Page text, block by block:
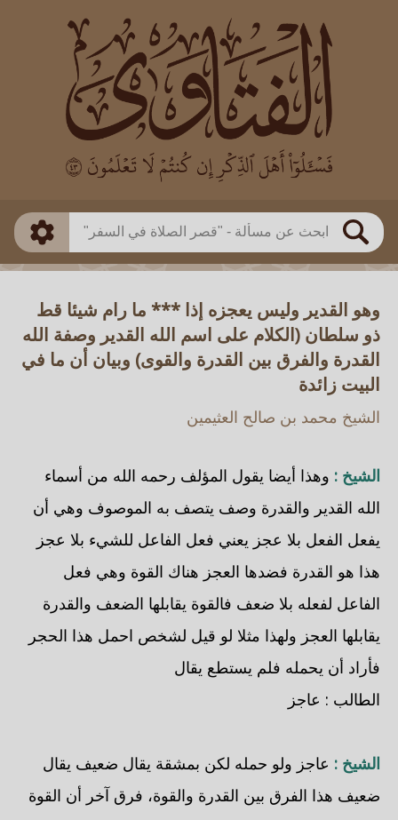
بحث
العالم
بن باز
بن العثيمين
اللجنة الدائمة
طريقة البحث
ذكي
وهو القدير وليس يعجزه إذا *** ما رام شيئا قط
ذو سلطان (الكلام على اسم الله القدير وصفة الله
القدرة والفرق بين القدرة والقوى) وبيان أن ما في
البيت زائدة
الشيخ محمد بن صالح العثيمين
الشيخ : وهذا أيضا يقول المؤلف رحمه الله من أسماء
الله القدير والقدرة وصف يتصف به الموصوف وهي أن
يفعل الفعل بلا عجز يعني فعل الفاعل للشيء بلا عجز
هذا هو القدرة فضدها العجز هناك القوة وهي فعل
الفاعل لفعله بلا ضعف فالقوة يقابلها الضعف والقدرة
يقابلها العجز ولهذا مثلا لو قيل لشخص احمل هذا الحجر
فأراد أن يحمله فلم يستطع يقال
الطالب : عاجز
الشيخ : عاجز ولو حمله لكن بمشقة يقال ضعيف يقال
ضعيف هذا الفرق بين القدرة والقوة، فرق آخر أن القوة